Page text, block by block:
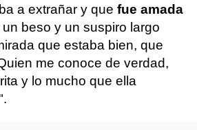
a extrañar y que fue amada
beso y un suspiro largo
que estaba bien, que
me conoce de verdad,
y lo mucho que ella